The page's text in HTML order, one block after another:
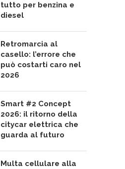
tutto per benzina e
diesel
Retromarcia al
casello: l’errore che
può costarti caro nel
2026
Smart #2 Concept
2026: il ritorno della
citycar elettrica che
guarda al futuro
Multa cellulare alla